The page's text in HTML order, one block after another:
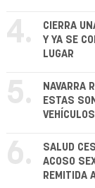
4.
CIERRA
Y YA SE
LUGAR
5.
NAVARRA
ESTAS
VEHÍCULOS
6.
SALUD
ACOSO
REMITIDA